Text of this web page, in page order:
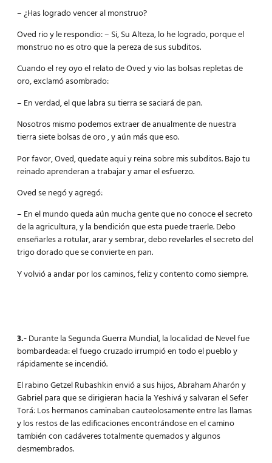
– ¿Has logrado vencer al monstruo?
Oved rio y le respondio: – Si, Su Alteza, lo he logrado, porque el
monstruo no es otro que la pereza de sus subditos.
Cuando el rey oyo el relato de Oved y vio las bolsas repletas de
oro, exclamó asombrado:
– En verdad, el que labra su tierra se saciará de pan.
Nosotros mismo podemos extraer de anualmente de nuestra
tierra siete bolsas de oro , y aún más que eso.
Por favor, Oved, quedate aqui y reina sobre mis subditos. Bajo tu
reinado aprenderan a trabajar y amar el esfuerzo.
Oved se negó y agregó:
– En el mundo queda aún mucha gente que no conoce el secreto
de la agricultura, y la bendición que esta puede traerle. Debo
enseñarles a rotular, arar y sembrar, debo revelarles el secreto del
trigo dorado que se convierte en pan.
Y volvió a andar por los caminos, feliz y contento como siempre.
3.-Durante la Segunda Guerra Mundial, la localidad de Nevel fue
bombardeada: el fuego cruzado irrumpió en todo el pueblo y
rápidamente se incendió.
El rabino Getzel Rubashkin envió a sus hijos, Abraham Aharón y
Gabriel para que se dirigieran hacia la Yeshivá y salvaran el Sefer
Torá: Los hermanos caminaban cauteolosamente entre las llamas
y los restos de las edificaciones encontrándose en el camino
también con cadáveres totalmente quemados y algunos
desmembrados.